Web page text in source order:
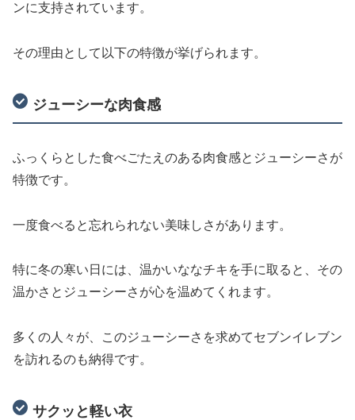
ンに支持されています。
その理由として以下の特徴が挙げられます。
ジューシーな肉食感
ふっくらとした食べごたえのある肉食感とジューシーさが
特徴です。
一度食べると忘れられない美味しさがあります。
特に冬の寒い日には、温かいななチキを手に取ると、その
温かさとジューシーさが心を温めてくれます。
多くの人々が、このジューシーさを求めてセブンイレブン
を訪れるのも納得です。
サクッと軽い衣